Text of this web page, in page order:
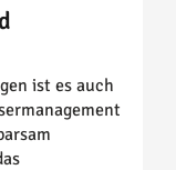
ist es auch